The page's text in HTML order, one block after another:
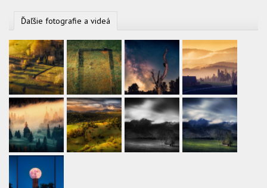
Ďaľšie fotografie a videá